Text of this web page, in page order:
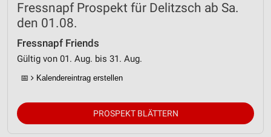
Fressnapf Prospekt für Delitzsch ab Sa.
den 01.08.
Fressnapf Friends
Gültig von 01. Aug. bis 31. Aug.
📅 Kalendereintrag erstellen
PROSPEKT BLÄTTERN